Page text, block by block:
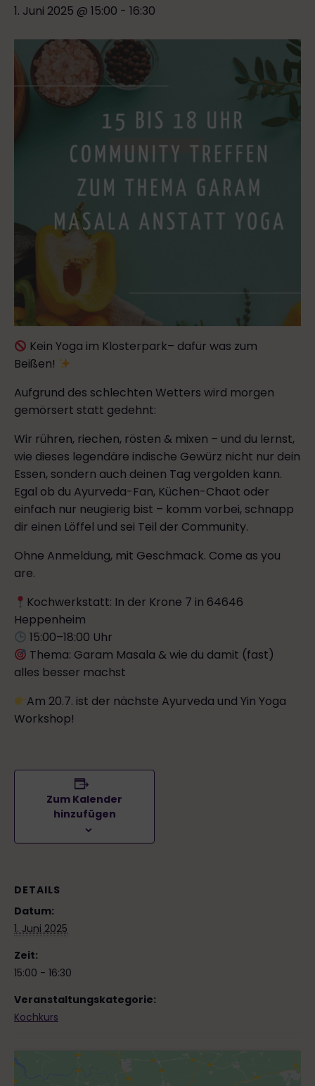
1. Juni 2025 @ 15:00 - 16:30
Kein Yoga im Klosterpark– dafür was zum
Beißen!
Aufgrund des schlechten Wetters wird morgen
gemörsert statt gedehnt:
Wir rühren, riechen, rösten & mixen – und du lernst,
wie dieses legendäre indische Gewürz nicht nur dein
Essen, sondern auch deinen Tag vergolden kann.
Egal ob du Ayurveda-Fan, Küchen-Chaot oder
einfach nur neugierig bist – komm vorbei, schnapp
dir einen Löffel und sei Teil der Community.
Ohne Anmeldung, mit Geschmack. Come as you
are.
Kochwerkstatt: In der Krone 7 in 64646
Heppenheim
15:00–18:00 Uhr
Thema: Garam Masala & wie du damit (fast)
alles besser machst
Am 20.7. ist der nächste Ayurveda und Yin Yoga
Workshop!
Zum Kalender
hinzufügen
DETAILS
Datum:
1. Juni 2025
Zeit:
15:00 - 16:30
Veranstaltungskategorie:
Kochkurs